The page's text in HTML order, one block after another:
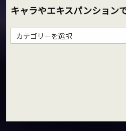
キャラやエキスパンション
ャ
シ